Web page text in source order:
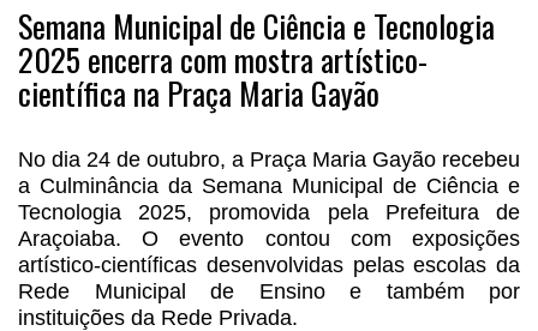
Semana Municipal de Ciência e Tecnologia
2025 encerra com mostra artístico-
científica na Praça Maria Gayão
No dia 24 de outubro, a Praça Maria Gayão recebeu
a Culminância da Semana Municipal de Ciência e
Tecnologia 2025, promovida pela Prefeitura de
Araçoiaba. O evento contou com exposições
artístico-científicas desenvolvidas pelas escolas da
Rede Municipal de Ensino e também por
instituições da Rede Privada.